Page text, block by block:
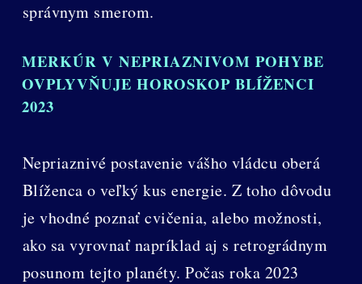
správnym smerom.
MERKÚR V NEPRIAZNIVOM POHYBE
OVPLYVŇUJE HOROSKOP BLÍŽENCI
2023
Nepriaznivé postavenie vášho vládcu oberá
Blíženca o veľký kus energie. Z toho dôvodu
je vhodné poznať cvičenia, alebo možnosti,
ako sa vyrovnať napríklad aj s retrográdnym
posunom tejto planéty. Počas roka 2023